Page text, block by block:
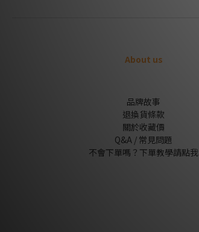
About us
品牌故事
退換貨條款
關於收藏價
Q&A / 常見問題
不會下單嗎？下單教學請點我